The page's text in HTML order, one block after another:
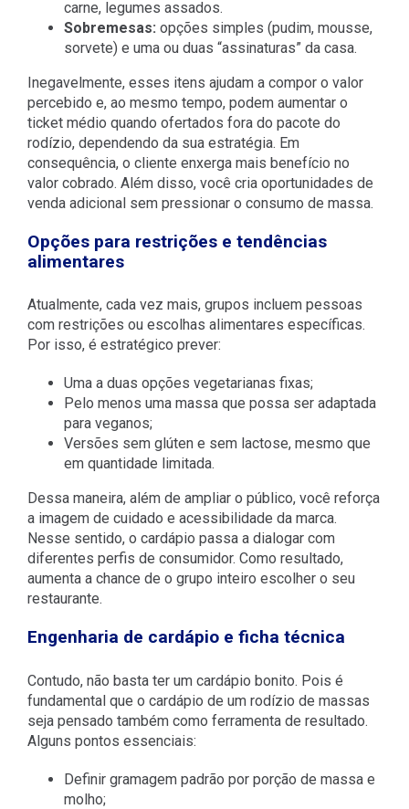
carne, legumes assados.
Sobremesas: opções simples (pudim, mousse,
sorvete) e uma ou duas “assinaturas” da casa.
Inegavelmente, esses itens ajudam a compor o valor
percebido e, ao mesmo tempo, podem aumentar o
ticket médio quando ofertados fora do pacote do
rodízio, dependendo da sua estratégia. Em
consequência, o cliente enxerga mais benefício no
valor cobrado. Além disso, você cria oportunidades de
venda adicional sem pressionar o consumo de massa.
Opções para restrições e tendências
alimentares
Atualmente, cada vez mais, grupos incluem pessoas
com restrições ou escolhas alimentares específicas.
Por isso, é estratégico prever:
Uma a duas opções vegetarianas fixas;
Pelo menos uma massa que possa ser adaptada
para veganos;
Versões sem glúten e sem lactose, mesmo que
em quantidade limitada.
Dessa maneira, além de ampliar o público, você reforça
a imagem de cuidado e acessibilidade da marca.
Nesse sentido, o cardápio passa a dialogar com
diferentes perfis de consumidor. Como resultado,
aumenta a chance de o grupo inteiro escolher o seu
restaurante.
Engenharia de cardápio e ficha técnica
Contudo, não basta ter um cardápio bonito. Pois é
fundamental que o cardápio de um rodízio de massas
seja pensado também como ferramenta de resultado.
Alguns pontos essenciais:
Definir gramagem padrão por porção de massa e
molho;